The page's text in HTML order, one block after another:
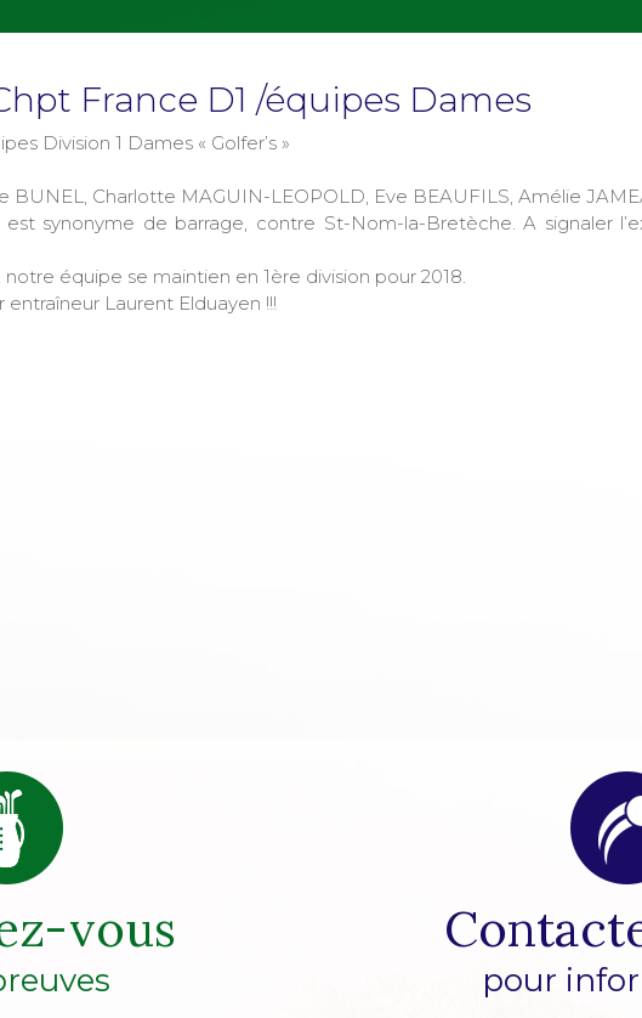
France D1 /équipes Dames
Division 1 Dames « Golfer’s »
BUNEL, Charlotte MAGUIN-LEOPOLD, Eve BEAUFILS, Amélie
synonyme de barrage, contre St-Nom-la-Bretèche. A signaler
équipe se maintien en 1ère division pour 2018.
Laurent Elduayen !!!
vous
pour